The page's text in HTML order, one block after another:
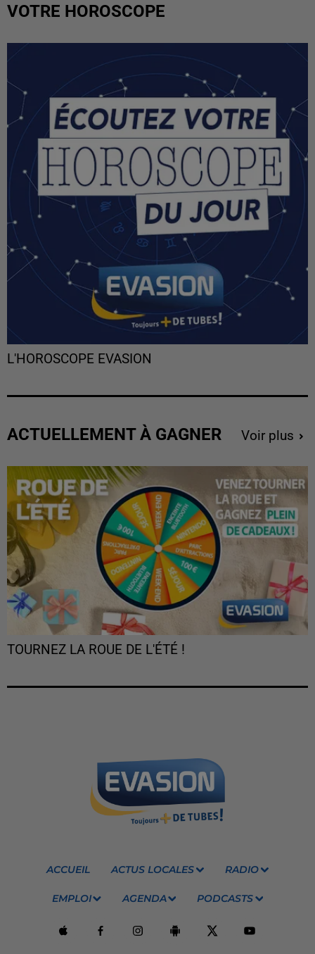
VOTRE HOROSCOPE
L'HOROSCOPE EVASION
ACTUELLEMENT À GAGNER Voir plus
TOURNEZ LA ROUE DE L'ÉTÉ !
ACCUEIL ACTUS LOCALES RADIO
EMPLOI AGENDA PODCASTS